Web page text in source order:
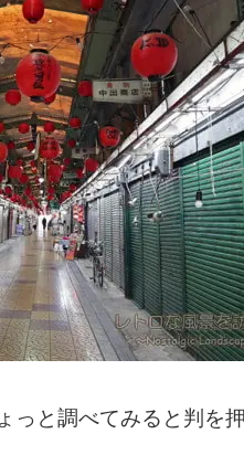
っと調べてみると判を